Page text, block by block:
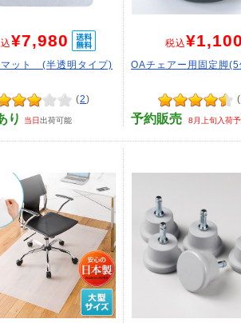
¥7,980
マット (半透明タイプ)
(2)
り 当日出荷可能
税込¥1,100
OAチェアー用固定脚(5
(
予約販売 8月上旬入荷